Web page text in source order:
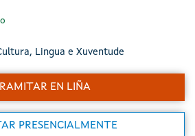
Lingua e Xuventude
EN LIÑA
PRESENCIALMENTE